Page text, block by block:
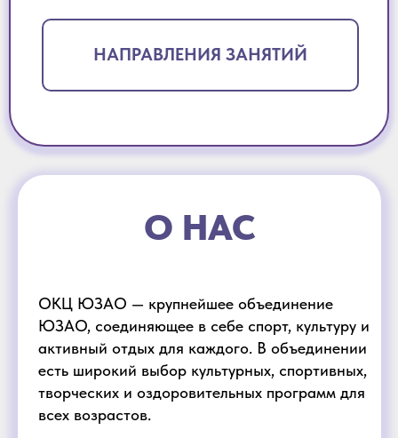
НАПРАВЛЕНИЯ ЗАНЯТИЙ
О НАС
ОКЦ ЮЗАО — крупнейшее объединение
ЮЗАО, соединяющее в себе спорт, культуру и
активный отдых для каждого. В объединении
есть широкий выбор культурных, спортивных,
творческих и оздоровительных программ для
всех возрастов.